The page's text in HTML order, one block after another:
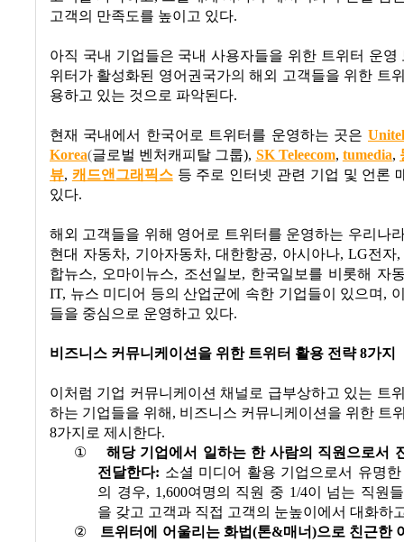
고객의 만족도를 높이고 있다.
아직 국내 기업들은 국내 사용자들을 위한 트위터 운영
위터가 활성화된 영어권국가의 해외 고객들을 위한 트
용하고 있는 것으로 파악된다.
현재 국내에서 한국어로 트위터를 운영하는 곳은 Unitel
Korea(글로벌 벤처캐피탈 그룹), SK Teleecom, tumedia,
뷰, 캐드앤그래픽스 등 주로 인터넷 관련 기업 및 언론
있다.
해외 고객들을 위해 영어로 트위터를 운영하는 우리나
현대 자동차, 기아자동차,대한항공, 아시아나, LG전자
합뉴스, 오마이뉴스, 조선일보, 한국일보를 비롯해 자
IT, 뉴스 미디어 등의 산업군에 속한 기업들이 있으며 ,
들을 중심으로 운영하고 있다.
비즈니스 커뮤니케이션을 위한 트위터 활용 전략8가지
이처럼 기업 커뮤니케이션 채널로 급부상하고 있는 트
하는 기업들을 위해 , 비즈니스 커뮤니케이션을 위한 트
8가지로 제시한다.
①
해당 기업에서 일하는 한 사람의 직원으로서
전달한다: 소셜 미디어 활용 기업으로서 유명
의 경우, 1,600여명의 직원 중 1/4이 넘는 직원
을 갖고 고객과 직접 고객의 눈높이에서 대화하
②
트위터에 어울리는 화법(톤&매너)으로 친근한